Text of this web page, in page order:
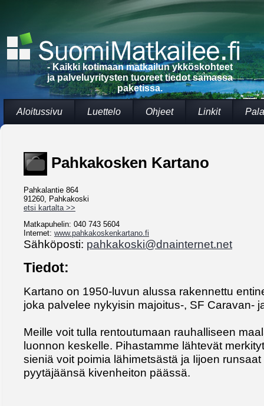
- Kaikki kotimaan matkailun ykköskohteet
ja palveluyritysten tuoreet tiedot samassa
paketissa.
Aloitussivu Luettelo Ohjeet Linkit
Pahkakosken Kartano
Pahkalantie 864
91260, Pahkakoski
etsi kartalta >>
Matkapuhelin: 040 743 5604
Internet: www.pahkakoskenkartano.fi
Sähköposti: pahkakoski@dnainternet.net
Tiedot:
Kartano on 1950-luvun alussa rakennettu
joka palvelee nykyisin majoitus-, SF Caravan-
Meille voit tulla rentoutumaan rauhalliseen
luonnon keskelle. Pihastamme lähtevät
sieniä voit poimia lähimetsästä ja Iijoen
pyytäjäänsä kivenheiton päässä.